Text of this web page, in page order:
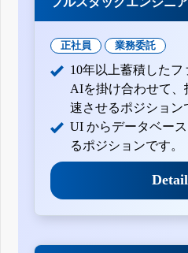
正社員 業務委託
10年以上蓄積したフ
AIを掛け合わせて
速させるポジション
UI からデータベー
るポジションです。
Detail